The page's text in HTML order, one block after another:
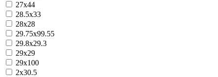
27x44
28.5х33
28х28
29.75х99.55
29.8x29.3
29x29
29х100
2х30.5